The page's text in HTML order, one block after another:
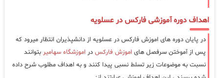
اهداف دوره آموزشی فارکس در عسلویه
در پایان دوره های اموزش فارکس در عسلویه از دانشپذیران انتظار میرود که
پس از آموختن سرفصل های اموزش فارکس در اموزشگاه سهامیر بتوانند
نسبت به موضوعات زیر تسلط نسبی پیدا کنند و به اهداف مطلوب شرح داده